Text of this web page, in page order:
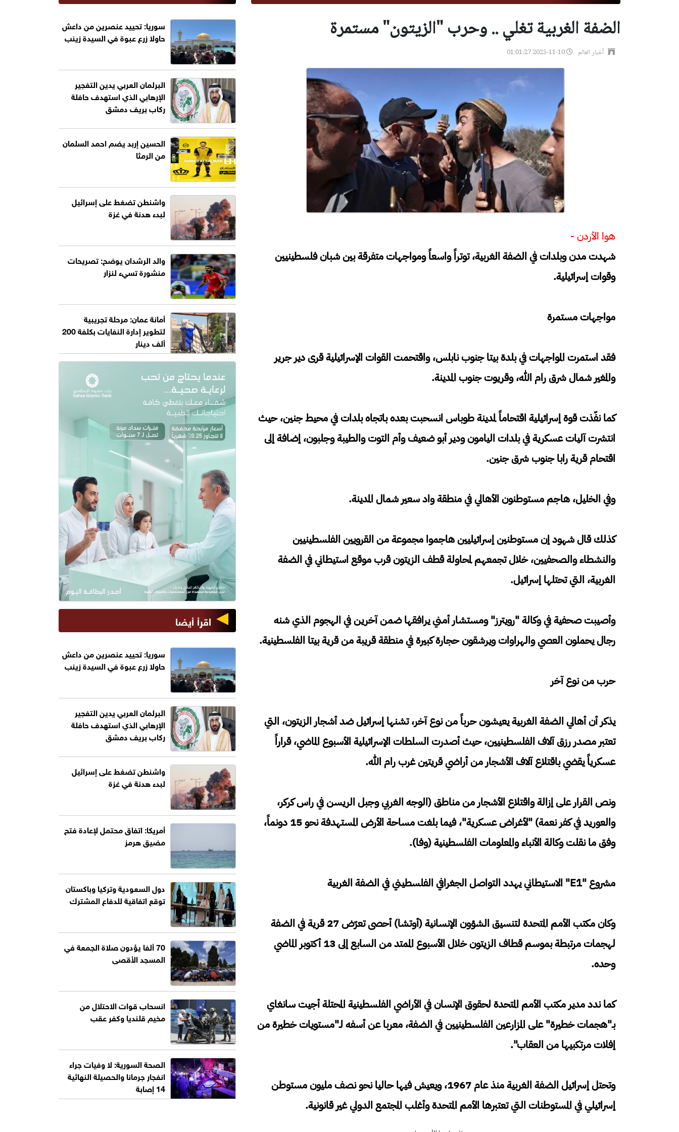
الضفة الغربية تغلي .. وحرب "الزيتون" مستمرة
أخبار العالم 2025-11-10 01:01:27
هوا الأردن -
شهدت مدن وبلدات في الضفة الغربية، توتراً واسعاً ومواجهات متفرقة بين شبان فلسطينيين
وقوات إسرائيلية.
مواجهات مستمرة
فقد استمرت المواجهات في بلدة بيتا جنوب نابلس، واقتحمت القوات الإسرائيلية قرى دير جرير
والمغير شمال شرق رام الله، وقريوت جنوب المدينة.
كما نفّذت قوة إسرائيلية اقتحاماً لمدينة طوباس انسحبت بعده باتجاه بلدات في محيط جنين، حيث
انتشرت آليات عسكرية في بلدات اليامون ودير أبو ضعيف وأم التوت والطيبة وجلبون، إضافة إلى
اقتحام قرية رابا جنوب شرق جنين.
وفي الخليل، هاجم مستوطنون الأهالي في منطقة واد سعير شمال المدينة.
كذلك قال شهود إن مستوطنين إسرائيليين هاجموا مجموعة من القرويين الفلسطينيين
والنشطاء والصحفيين، خلال تجمعهم لمحاولة قطف الزيتون قرب موقع استيطاني في الضفة
الغربية، التي تحتلها إسرائيل.
وأصيبت صحفية في وكالة "رويترز" ومستشار أمني يرافقها ضمن آخرين في الهجوم الذي شنه
رجال يحملون العصي والهراوات ويرشقون حجارة كبيرة في منطقة قريبة من قرية بيتا الفلسطينية.
حرب من نوع آخر
يذكر أن أهالي الضفة الغربية يعيشون حرباً من نوع آخر، تشنها إسرائيل ضد أشجار الزيتون، التي
تعتبر مصدر رزق آلاف الفلسطينيين، حيث أصدرت السلطات الإسرائيلية الأسبوع الماضي، قراراً
عسكرياً يقضي باقتلاع آلاف الأشجار من أراضي قريتين غرب رام الله.
ونص القرار على إزالة واقتلاع الأشجار من مناطق (الوجه الغربي وجبل الريسن في راس كركر،
والعوريد في كفر نعمة) "لأغراض عسكرية"، فيما بلغت مساحة الأرض المستهدفة نحو 15 دونماً،
وفق ما نقلت وكالة الأنباء والمعلومات الفلسطينية (وفا).
مشروع "E1" الاستيطاني يهدد التواصل الجغرافي الفلسطيني في الضفة الغربية
وكان مكتب الأمم المتحدة لتنسيق الشؤون الإنسانية (أوتشا) أحصى تعرّض 27 قرية في الضفة
لهجمات مرتبطة بموسم قطاف الزيتون خلال الأسبوع الممتد من السابع إلى 13 أكتوبر الماضي
وحده.
كما ندد مدير مكتب الأمم المتحدة لحقوق الإنسان في الأراضي الفلسطينية المحتلة أجيت سانغاي
بـ"هجمات خطيرة" على المزارعين الفلسطينيين في الضفة، معربا عن أسفه لـ"مستويات خطيرة من
إفلات مرتكبيها من العقاب".
وتحتل إسرائيل الضفة الغربية منذ عام 1967، ويعيش فيها حاليا نحو نصف مليون مستوطن
إسرائيلي في المستوطنات التي تعتبرها الأمم المتحدة وأغلب المجتمع الدولي غير قانونية.
سوريا: تحييد عنصرين من داعش
حاولا زرع عبوة في السيدة زينب
البرلمان العربي يدين التفجير
الإرهابي الذي استهدف حافلة
ركاب بريف دمشق
الحسين إربد يضم احمد السلمان
من الرمثا
واشنطن تضغط على إسرائيل
لبدء هدنة في غزة
والد الرشدان يوضح: تصريحات
منشورة تسيء لنزار
أمانة عمان: مرحلة تجريبية
لتطوير إدارة النفايات بكلفة 200
ألف دينار
اقرأ أيضا
سوريا: تحييد عنصرين من داعش
حاولا زرع عبوة في السيدة زينب
البرلمان العربي يدين التفجير
الإرهابي الذي استهدف حافلة
ركاب بريف دمشق
واشنطن تضغط على إسرائيل
لبدء هدنة في غزة
أمريكا: اتفاق محتمل لإعادة فتح
مضيق هرمز
دول السعودية وتركيا وباكستان
توقع اتفاقية للدفاع المشترك
70 ألفا يؤدون صلاة الجمعة في
المسجد الأقصى
انسحاب قوات الاحتلال من
مخيم قلنديا وكفر عقب
الصحة السورية: لا وفيات جراء
انفجار جرمانا والحصيلة النهائية
14 إصابة